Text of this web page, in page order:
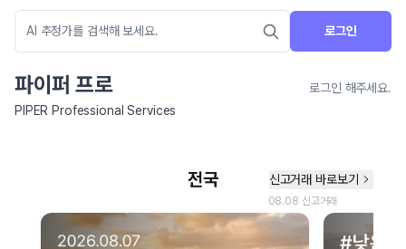
로그인
파이퍼 프로
로그인 해주세요.
PIPER Professional Services